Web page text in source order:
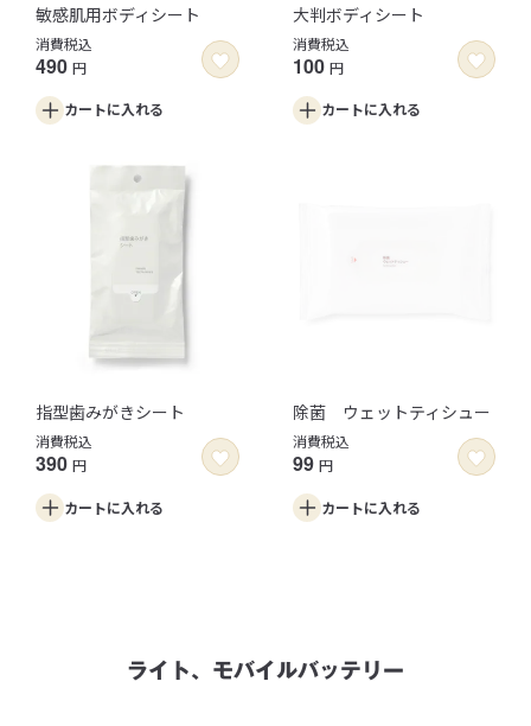
敏感肌用ボディシート
消費税込
490 円
カートに入れる
大判ボディシート
消費税込
100 円
カートに入れる
指型歯みがきシート
消費税込
390 円
カートに入れる
除菌 ウェットティシュー
消費税込
99 円
カートに入れる
ライト、モバイルバッテリー